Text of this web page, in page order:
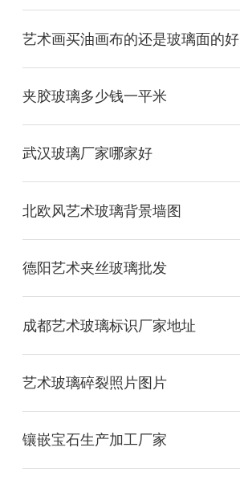
艺术画买油画布的还是玻璃面的好
夹胶玻璃多少钱一平米
武汉玻璃厂家哪家好
北欧风艺术玻璃背景墙图
德阳艺术夹丝玻璃批发
成都艺术玻璃标识厂家地址
艺术玻璃碎裂照片图片
镶嵌宝石生产加工厂家